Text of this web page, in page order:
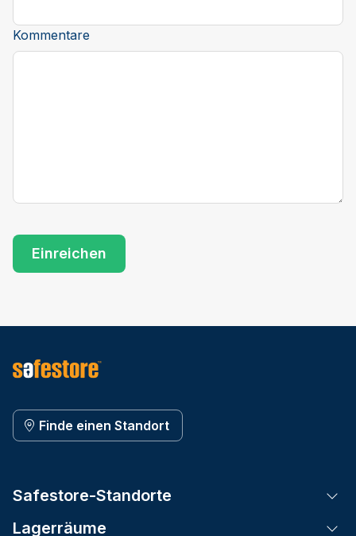
Kommentare
Finde einen Standort
Safestore-Standorte
Lagerräume